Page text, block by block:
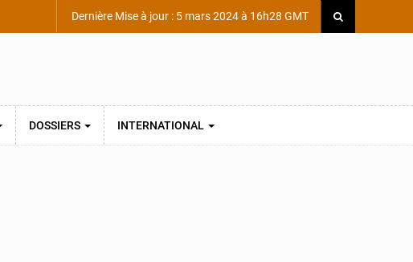
Dernière Mise à jour : 5 mars 2024 à 16h28 GMT
DOSSIERS INTERNATIONAL